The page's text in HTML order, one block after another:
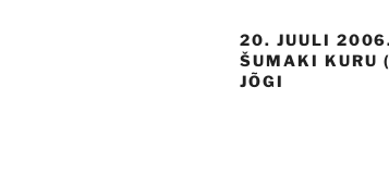
20. JUULI
ŠUMAKI KURU
JÕGI